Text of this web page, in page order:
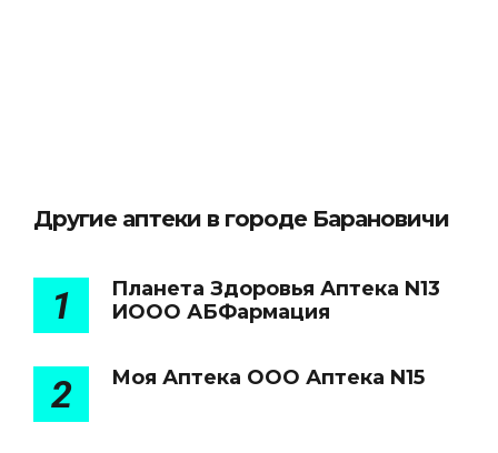
Другие аптеки в городе Барановичи
1
Планета Здоровья Аптека N13
ИООО АБФармация
2 Моя Аптека ООО Аптека N15